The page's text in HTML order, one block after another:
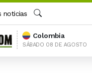
noticias
Buscar
Colombia
SÁBADO 08 DE AGOSTO